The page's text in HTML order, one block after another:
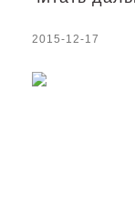
2015-12-17